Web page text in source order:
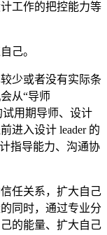
工作的把控能力等
己。
少或者没有实际条
从“导师
试用期导师、设计
进入设计 leader 的
指导能力、沟通协
任关系，扩大自己
同时，通过专业分
的能量、扩大自己